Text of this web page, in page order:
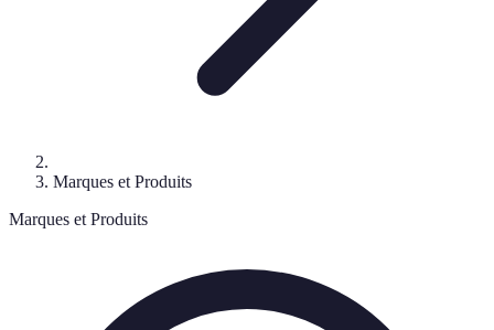
Marques et Produits
Marques et Produits